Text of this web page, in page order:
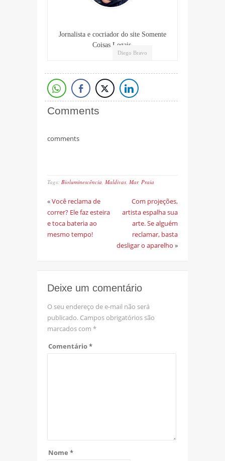
Diego Bravo
Jornalista e cocriador do site Somente
Coisas Legais.
Comments
comments
Tags: Bioluminescência Maldivas Mar, Praia
«Você reclama de
correr? Ele faz esteira
e toca bateria ao
mesmo tempo!
Com projeções,
artista espalha sua
arte. Se alguém
reclamar, basta
desligar o aparelho »
Deixe um comentário
O seu endereço de e-mail não será
publicado. Campos obrigatórios são
marcados com *
Comentário*
Nome *